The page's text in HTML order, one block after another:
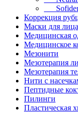
Коррекция
Маски для лица
Медицинская
Медицинское
Мезонити
Мезотерапия
Мезотерапия
Нити с
Пептидные
Пилинги
Пластическая